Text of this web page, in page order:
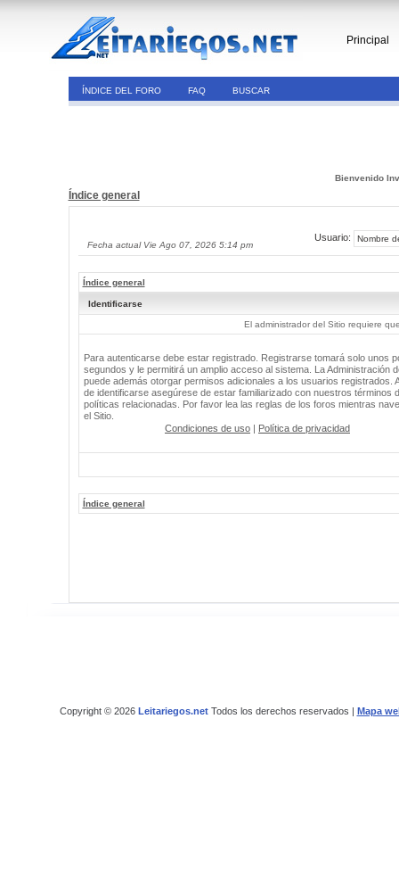
Principal
ÍNDICE DEL FORO FAQ BUSCAR
Bienvenido
Índice general
Fecha actual Vie Ago 07, 2026 5:14 pm
Usuario:
Índice general
Identificarse
El administrador del Sitio requiere
Para autenticarse debe estar registrado. Registrarse tomará solo unos
segundos y le permitirá un amplio acceso al sistema. La Administración
puede además otorgar permisos adicionales a los usuarios registrados.
de identificarse asegúrese de estar familiarizado con nuestros términos
políticas relacionadas. Por favor lea las reglas de los foros mientras
el Sitio.
Condiciones de uso | Política de privacidad
Índice general
Copyright © 2026 Leitariegos.netTodos los derechos reservados | Mapa